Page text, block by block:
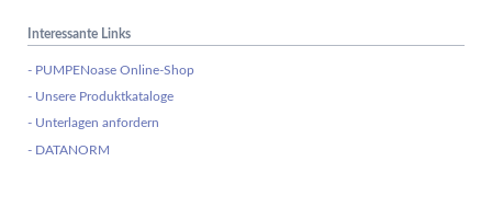
Interessante Links
- PUMPENoase Online-Shop
- Unsere Produktkataloge
- Unterlagen anfordern
- DATANORM